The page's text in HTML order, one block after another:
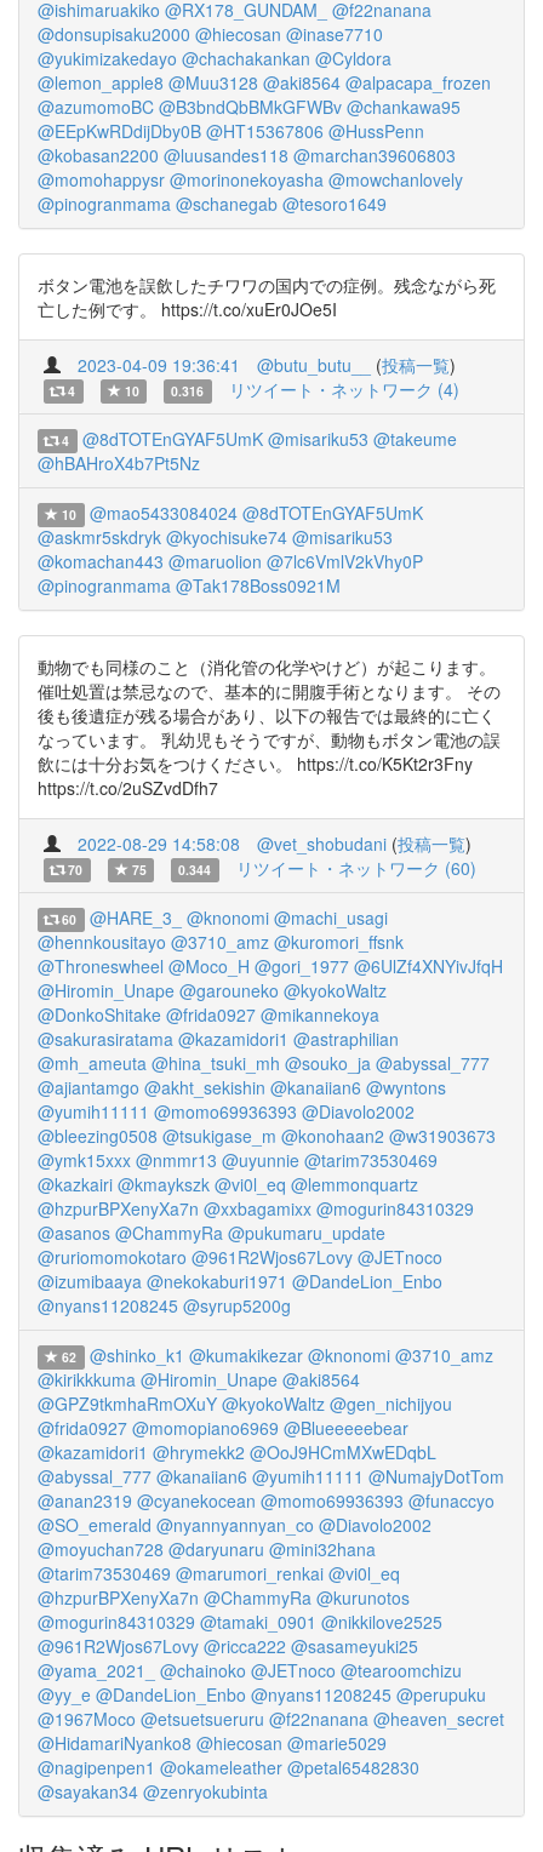
@ishimaruakiko @RX178_GUNDAM_
@f22nanana
@donsupisaku2000 @hiecosan @inase7710
@yukimizakedayo @chachakankan @Cyldora
@lemon_apple8 @Muu3128 @aki8564 @alpacapa_frozen
@azumomoBC @B3bndQbBMkGFWBv @chankawa95
@EEpKwRDdijDby0B @HT15367806 @HussPenn
@kobasan2200 @luusandes118 @marchan39606803
@momohappysr @morinonekoyasha @mowchanlovely
@pinogranmama @schanegab @tesoro1649
ボタン電池を誤飲したチワワの国内での症例。残念ながら死
亡した例です。 https://t.co/xuEr0JOe5I
2023-04-09 19:36:41 @butu_butu__ (投稿一覧)
4 10 0.316 リツイート・ネットワーク (4)
4 @8dTOTEnGYAF5UmK @misariku53 @takeume
@hBAHroX4b7Pt5Nz
10 @mao5433084024 @8dTOTEnGYAF5UmK
@askmr5skdryk @kyochisuke74 @misariku53
@komachan443 @maruolion @7lc6VmlV2kVhy0P
@pinogranmama @Tak178Boss0921M
動物でも同様のこと（消化管の化学やけど）が起こります。
催吐処置は禁忌なので、基本的に開腹手術となります。 その
後も後遺症が残る場合があり、以下の報告では最終的に亡く
なっています。 乳幼児もそうですが、動物もボタン電池の誤
飲には十分お気をつけください。 https://t.co/K5Kt2r3Fny
https://t.co/2uSZvdDfh7
2022-08-29 14:58:08 @vet_shobudani (投稿一覧)
70 75 0.344 リツイート・ネットワーク (60)
60 @HARE_3_ @knonomi @machi_usagi
@hennkousitayo @3710_amz @kuromori_ffsnk
@Throneswheel @Moco_H @gori_1977 @6UlZf4XNYivJfqH
@Hiromin_Unape @garouneko @kyokoWaltz
@DonkoShitake @frida0927 @mikannekoya
@sakurasiratama @kazamidori1 @astraphilian
@mh_ameuta @hina_tsuki_mh @souko_ja @abyssal_777
@ajiantamgo @akht_sekishin @kanaiian6 @wyntons
@yumih11111 @momo69936393 @Diavolo2002
@bleezing0508 @tsukigase_m @konohaan2 @w31903673
@ymk15xxx @nmmr13 @uyunnie @tarim73530469
@kazkairi @kmaykszk @vi0l_eq @lemmonquartz
@hzpurBPXenyXa7n @xxbagamixx @mogurin84310329
@asanos @ChammyRa @pukumaru_update
@ruriomomokotaro @961R2Wjos67Lovy @JETnoco
@izumibaaya @nekokaburi1971 @DandeLion_Enbo
@nyans11208245 @syrup5200g
62 @shinko_k1 @kumakikezar @knonomi @3710_amz
@kirikkkuma @Hiromin_Unape @aki8564
@GPZ9tkmhaRmOXuY @kyokoWaltz @gen_nichijyou
@frida0927 @momopiano6969 @Blueeeeebear
@kazamidori1 @hrymekk2 @OoJ9HCmMXwEDqbL
@abyssal_777 @kanaiian6 @yumih11111 @NumajyDotTom
@anan2319 @cyanekocean @momo69936393 @funaccyo
@SO_emerald @nyannyannyan_co @Diavolo2002
@moyuchan728 @daryunaru @mini32hana
@tarim73530469 @marumori_renkai @vi0l_eq
@hzpurBPXenyXa7n @ChammyRa @kurunotos
@mogurin84310329 @tamaki_0901 @nikkilove2525
@961R2Wjos67Lovy @ricca222 @sasameyuki25
@yama_2021_
@chainoko @JETnoco @tearoomchizu
@yy_e @DandeLion_Enbo @nyans11208245 @perupuku
@1967Moco @etsuetsueruru @f22nanana @heaven_secret
@HidamariNyanko8 @hiecosan @marie5029
@nagipenpen1 @okameleather @petal65482830
@sayakan34 @zenryokubinta